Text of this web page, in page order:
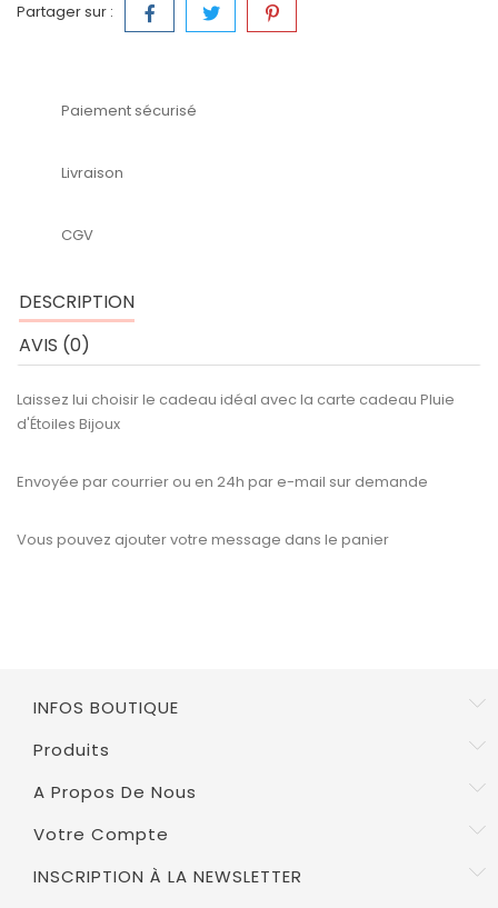
Partager sur :
Paiement sécurisé
Livraison
CGV
DESCRIPTION
AVIS (0)
Laissez lui choisir le cadeau idéal avec la carte cadeau Pluie
d'Étoiles Bijoux
Envoyée par courrier ou en 24h par e-mail sur demande
Vous pouvez ajouter votre message dans le panier
INFOS BOUTIQUE
Produits
A Propos De Nous
Votre Compte
INSCRIPTION À LA NEWSLETTER